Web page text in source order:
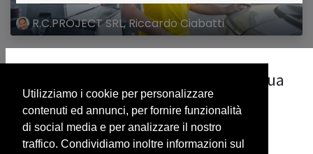
Utilizziamo i cookie per personalizzare
contenuti ed annunci, per fornire funzionalità
di social media e per analizzare il nostro
traffico. Condividiamo inoltre informazioni sul
R.C.PROJECT SRL, Riccardo Ciabatti
semplicemete riprogrammati in display Prezzi applicati...
feb 26, 2024
La nostra priorità è il rispetto della tua
privacy.
Utilizziamo i cookie per fornirti una migliore
esperienza utente.